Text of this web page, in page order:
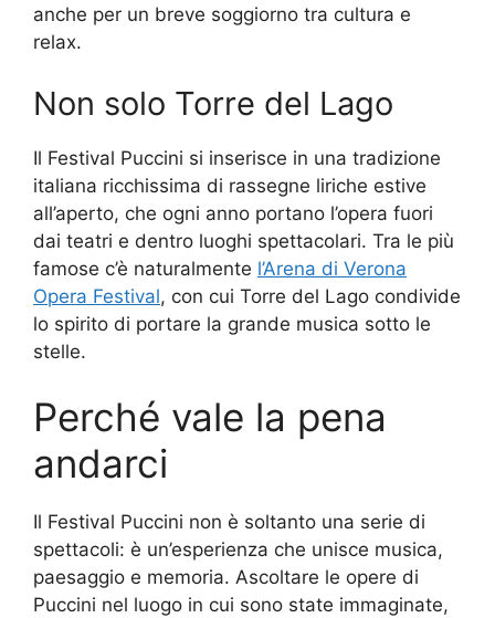
anche per un breve soggiorno tra cultura e
relax.
Non solo Torre del Lago
Il Festival Puccini si inserisce in una tradizione
italiana ricchissima di rassegne liriche estive
all’aperto, che ogni anno portano l’opera fuori
dai teatri e dentro luoghi spettacolari. Tra le più
famose c’è naturalmente l’Arena di Verona
Opera Festival, con cui Torre del Lago condivide
lo spirito di portare la grande musica sotto le
stelle.
Perché vale la pena
andarci
Il Festival Puccini non è soltanto una serie di
spettacoli: è un’esperienza che unisce musica,
paesaggio e memoria. Ascoltare le opere di
Puccini nel luogo in cui sono state immaginate,